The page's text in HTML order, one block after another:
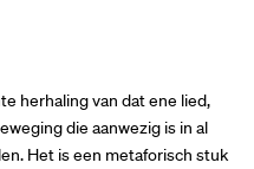
herhaling van dat ene lied,
die aanwezig is in al
Het is een metaforisch stuk